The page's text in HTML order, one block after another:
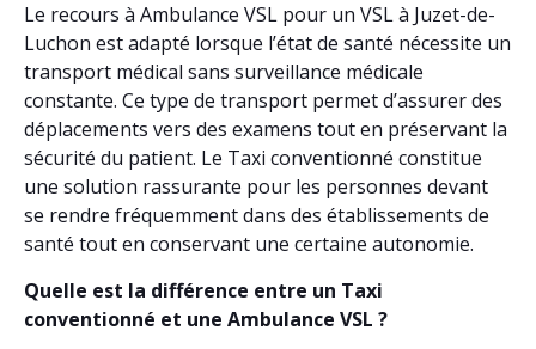
Le recours à Ambulance VSL pour un VSL à Juzet-de-
Luchon est adapté lorsque l’état de santé nécessite un
transport médical sans surveillance médicale
constante. Ce type de transport permet d’assurer des
déplacements vers des examens tout en préservant la
sécurité du patient. Le Taxi conventionné constitue
une solution rassurante pour les personnes devant
se rendre fréquemment dans des établissements de
santé tout en conservant une certaine autonomie.
Quelle est la différence entre un Taxi
conventionné et une Ambulance VSL ?